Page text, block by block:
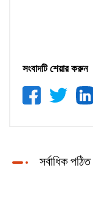
সংবাদটি শেয়ার করুন
সর্বাধিক পঠিত